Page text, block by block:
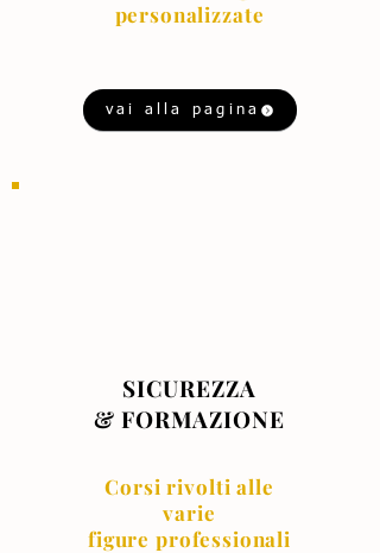
personalizzate
vai alla pagina
SICUREZZA
& FORMAZIONE
Corsi rivolti alle
varie
figure professionali